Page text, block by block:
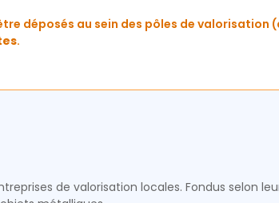
déposés au sein des pôles de valorisation
.
de valorisation locales. Fondus selon